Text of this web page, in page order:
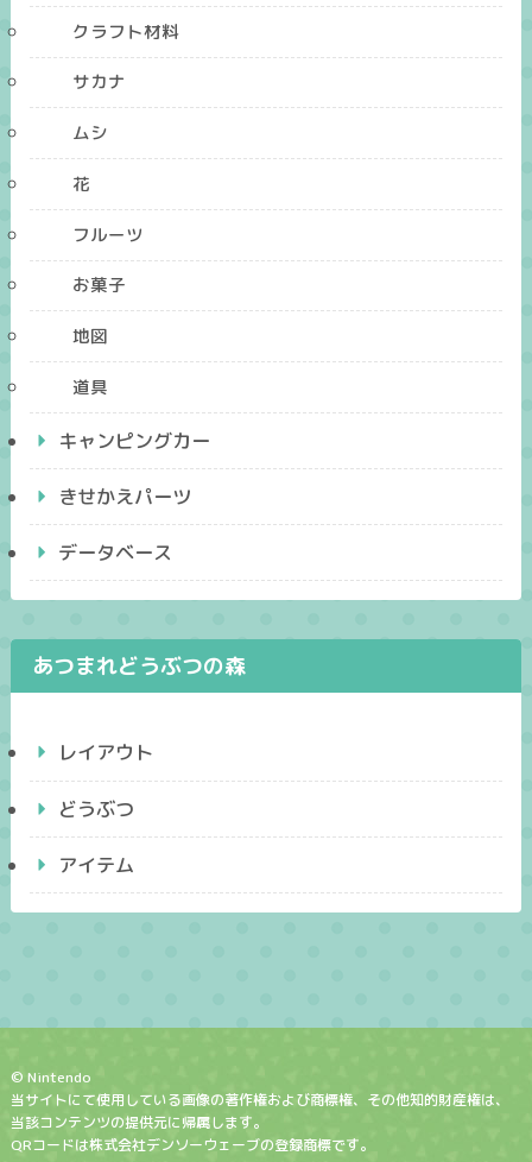
クラフト材料
サカナ
ムシ
花
フルーツ
お菓子
地図
道具
キャンピングカー
きせかえパーツ
データベース
あつまれどうぶつの森
レイアウト
どうぶつ
アイテム
© Nintendo
当サイトにて使用している画像の著作権および商標権、その他知的財産権は、
当該コンテンツの提供元に帰属します。
QRコードは株式会社デンソーウェーブの登録商標です。